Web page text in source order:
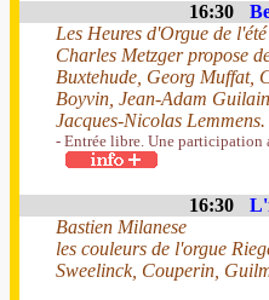
16:30
Les Heures d'Orgue de
Charles Metzger propose
Buxtehude, Georg Muffat,
Boyvin, Jean-Adam
Jacques-Nicolas Lemmens.
- Entrée libre. Une participation
16:30
Bastien Milanese
les couleurs de l'orgue
Sweelinck, Couperin,